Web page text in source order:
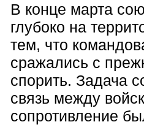
В конце марта
глубоко на
тем, что
сражались с
спорить. Задача
связь между
сопротивление